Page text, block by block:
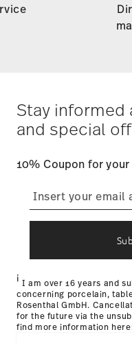
Stay informed
and special
10% Coupon for
i I am over 16 years and
concerning porcelain,
Rosenthal GmbH.
for the future via the
find more information